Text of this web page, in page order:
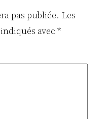
pas publiée. Les
avec*